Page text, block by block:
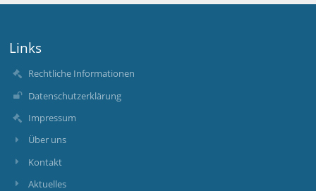
Links
Rechtliche Informationen
Datenschutzerklärung
Impressum
Über uns
Kontakt
Aktuelles